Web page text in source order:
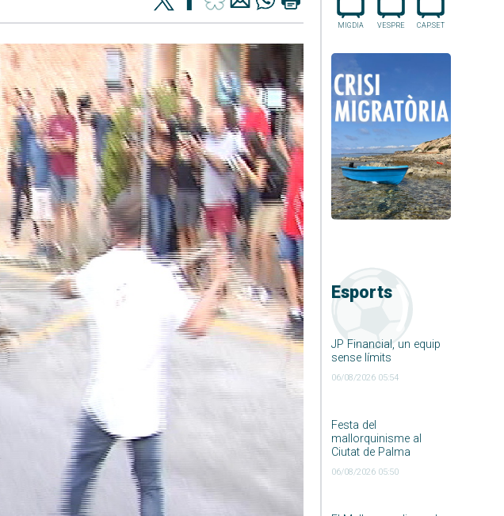
MIGDIA VESPRE CAP.SET
Esports
JP Financial, un equip
sense límits
06/08/2026 05:54
Festa del
mallorquinisme al
Ciutat de Palma
06/08/2026 05:50